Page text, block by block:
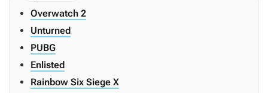
Overwatch 2
Unturned
PUBG
Enlisted
Rainbow Six Siege X